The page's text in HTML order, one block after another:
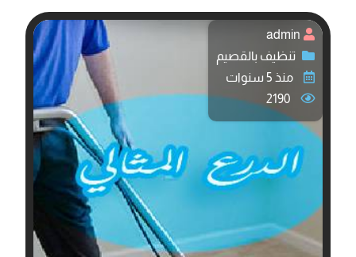
admin
تنظيف بالقصيم
منذ 5 سنوات
2190